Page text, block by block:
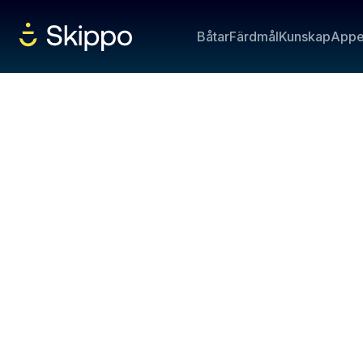
BåtarFärdmålKunskap